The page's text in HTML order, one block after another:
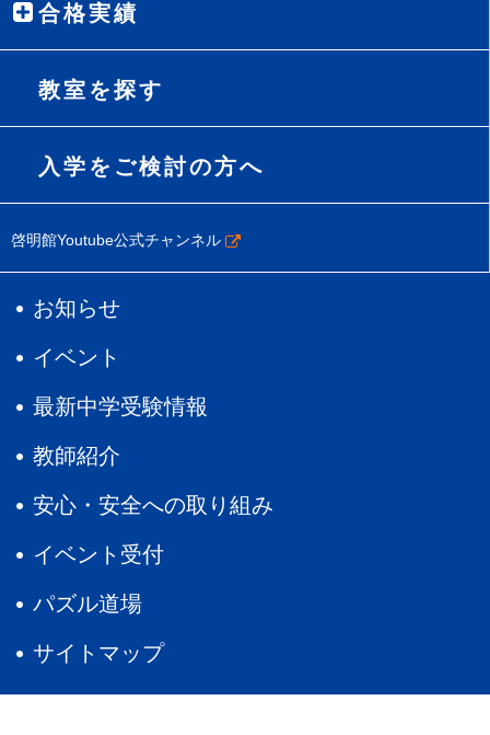
合格実績
教室を探す
入学をご検討の方へ
啓明館Youtube公式チャンネル
お知らせ
イベント
最新中学受験情報
教師紹介
安心・安全への取り組み
イベント受付
パズル道場
サイトマップ